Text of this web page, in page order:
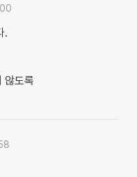
.
않도록